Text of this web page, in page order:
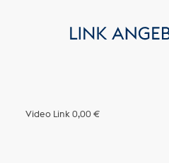
Video Link 0,00 €